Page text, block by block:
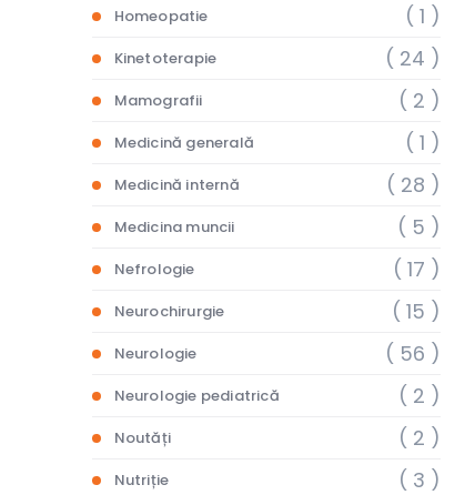
Homeopatie ( 1 )
Kinetoterapie ( 24 )
Mamografii ( 2 )
Medicină generală ( 1 )
Medicină internă ( 28 )
Medicina muncii ( 5 )
Nefrologie ( 17 )
Neurochirurgie ( 15 )
Neurologie ( 56 )
Neurologie pediatrică ( 2 )
Noutăți ( 2 )
Nutriție ( 3 )